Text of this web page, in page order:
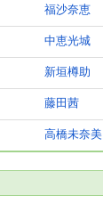
福沙奈恵
中恵光城
新垣樽助
藤田茜
高橋未奈美